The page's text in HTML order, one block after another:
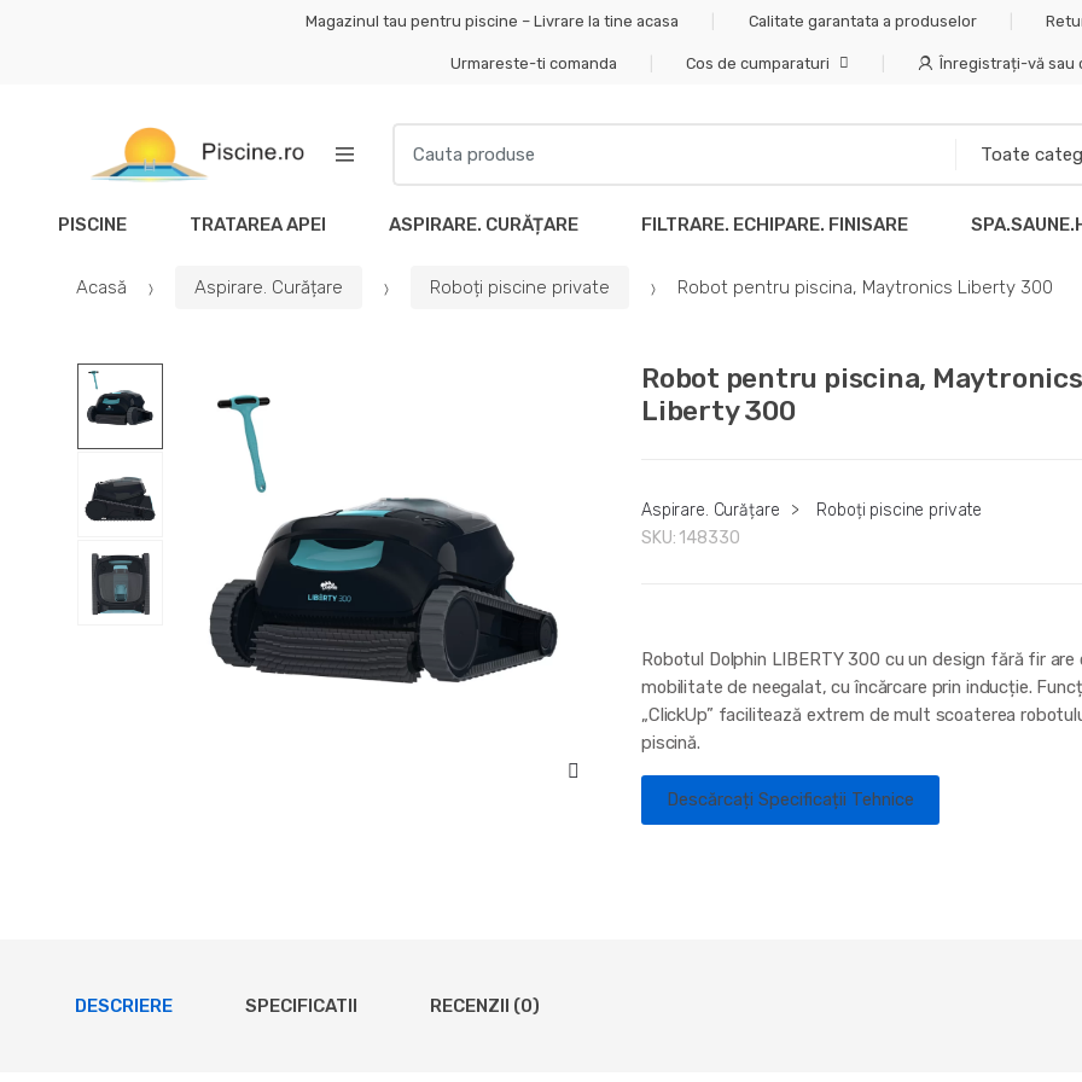
Magazinul tau pentru piscine – Livrare la tine acasa Calitate garantata a produselor
Urmareste-ti comanda Cos de cumparaturi Înregistrați-vă sau
for:
PISCINE TRATAREA APEI ASPIRARE. CURĂȚARE FILTRARE. ECHIPARE. FINISARE
Acasă Aspirare. Curățare Roboți piscine private Robot pentru piscina, Maytronics Liberty 300
Robot pentru piscina, Maytronics
Liberty 300
Aspirare. Curățare >
Roboți piscine private
SKU: 148330
Robotul Dolphin LIBERTY 300 cu un design fără fir are
mobilitate de neegalat, cu încărcare prin inducție.
„ClickUp” facilitează extrem de mult scoaterea
piscină.
Descărcați Specificații Tehnice
DESCRIERE SPECIFICATII RECENZII (0)